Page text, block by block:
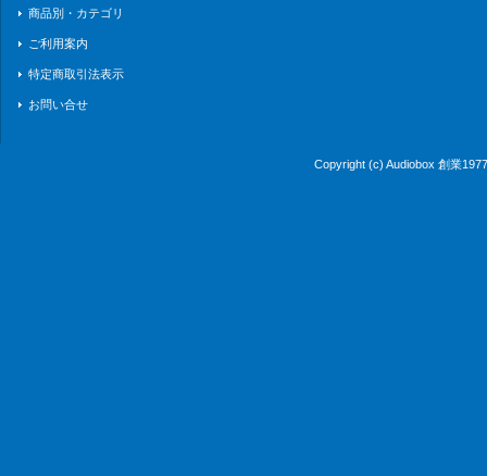
商品別・カテゴリ
ご利用案内
特定商取引法表示
お問い合せ
Copyright (c) Audiobox 創業